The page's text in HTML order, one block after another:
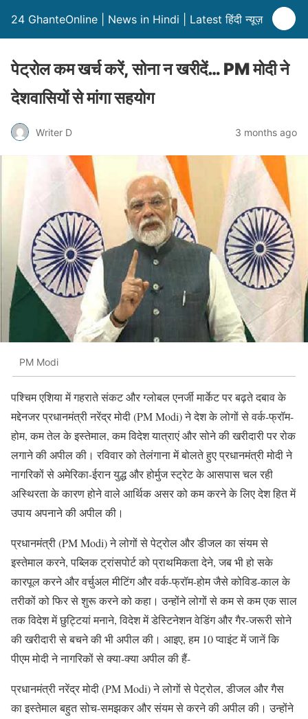
24 GhanteOnline | News in Hindi | Latest हिंदी न्यूज़
पेट्रोल कम खर्च करें, सोना न खरीदें… PM मोदी ने
देशवासियों से मांगा सहयोग
Writer D 3 months ago
PM Modi
पश्चिम एशिया में गहराते संकट और ग्लोबल एनर्जी मार्केट पर बढ़ते दबाव के
मद्देनजर प्रधानमंत्री नरेंद्र मोदी (PM Modi) ने देश के लोगों से वर्क-फ्रॉम-
होम, कम तेल के इस्तेमाल, कम विदेश यात्राएं और सोने की खरीदारी पर रोक
लगाने की अपील की। रविवार को तेलंगाना में बोलते हुए प्रधानमंत्री मोदी ने
नागरिकों से अमेरिका-ईरान युद्ध और होर्मुज स्ट्रेट के आसपास चल रही
अस्थिरता के कारण होने वाले आर्थिक असर को कम करने के लिए देश हित में
उपाय अपनाने की अपील की।
प्रधानमंत्री (PM Modi) ने लोगों से पेट्रोल और डीजल का संयम से
इस्तेमाल करने, पब्लिक ट्रांसपोर्ट को प्राथमिकता देने, जब भी हो सके
कारपूल करने और वर्चुअल मीटिंग और वर्क-फ्रॉम-होम जैसे कोविड-काल के
तरीकों को फिर से शुरू करने को कहा। उन्होंने लोगों से कम से कम एक साल
तक विदेश में छुट्टियां मनाने, विदेश में डेस्टिनेशन वेडिंग और गैर-जरूरी सोने
की खरीदारी से बचने की भी अपील की। आइए, हम 10 प्वाइंट में जानें कि
पीएम मोदी ने नागरिकों से क्या-क्या अपील की हैं-
प्रधानमंत्री नरेंद्र मोदी (PM Modi) ने लोगों से पेट्रोल, डीजल और गैस
का इस्तेमाल बहुत सोच-समझकर और संयम से करने की अपील की। उन्होंने